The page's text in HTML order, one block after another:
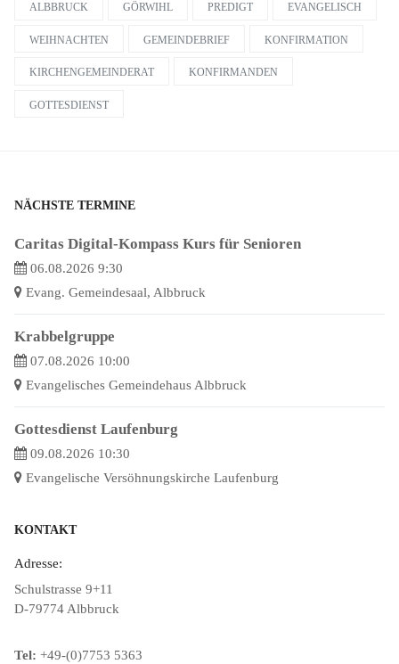
ALBBRUCK GÖRWIHL PREDIGT EVANGELISCH
WEIHNACHTEN GEMEINDEBRIEF KONFIRMATION
KIRCHENGEMEINDERAT KONFIRMANDEN
GOTTESDIENST
NÄCHSTE TERMINE
Caritas Digital-Kompass Kurs für Senioren
06.08.2026 9:30
Evang. Gemeindesaal, Albbruck
Krabbelgruppe
07.08.2026 10:00
Evangelisches Gemeindehaus Albbruck
Gottesdienst Laufenburg
09.08.2026 10:30
Evangelische Versöhnungskirche Laufenburg
KONTAKT
Adresse:
Schulstrasse 9+11
D-79774 Albbruck
Tel: +49-(0)7753 5363